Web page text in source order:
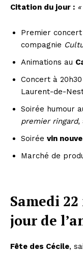
Citation du jour :
Premier concert
compagnie
Animations au
Concert à
Laurent-de-
Soirée humour
premier ringard,
Soirée vin
Marché de
Samedi 22
jour de
Fête des Cécile,